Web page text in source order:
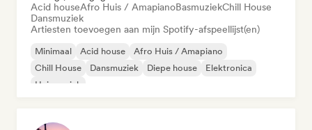
Acid houseAfro Huis / AmapianoBasmuziekChill House
Dansmuziek
Artiesten toevoegen aan mijn Spotify-afspeellijst(en)
Minimaal Acid house
Afro Huis / Amapiano
Chill House
Dansmuziek Diepe house
Elektronica
Huismuziek